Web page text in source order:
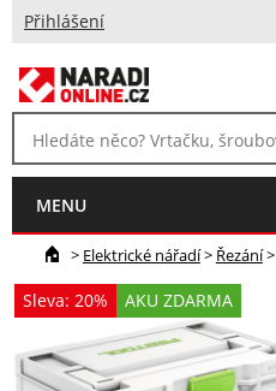
Přihlášení
MENU
> Elektrické nářadí> Řezání>
Sleva: 20% AKU ZDARMA